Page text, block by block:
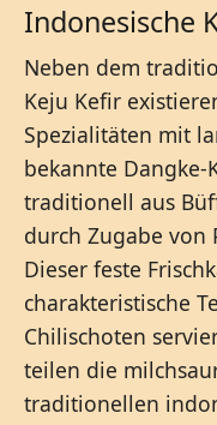
Indonesische
Neben dem
Keju Kefir
Spezialitäten mit
bekannte Dangke-
traditionell aus
durch Zugabe von
Dieser feste
charakteristische
Chilischoten
teilen die
traditionellen